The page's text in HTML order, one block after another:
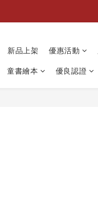
新品上架 優惠活動
童書繪本 優良認證